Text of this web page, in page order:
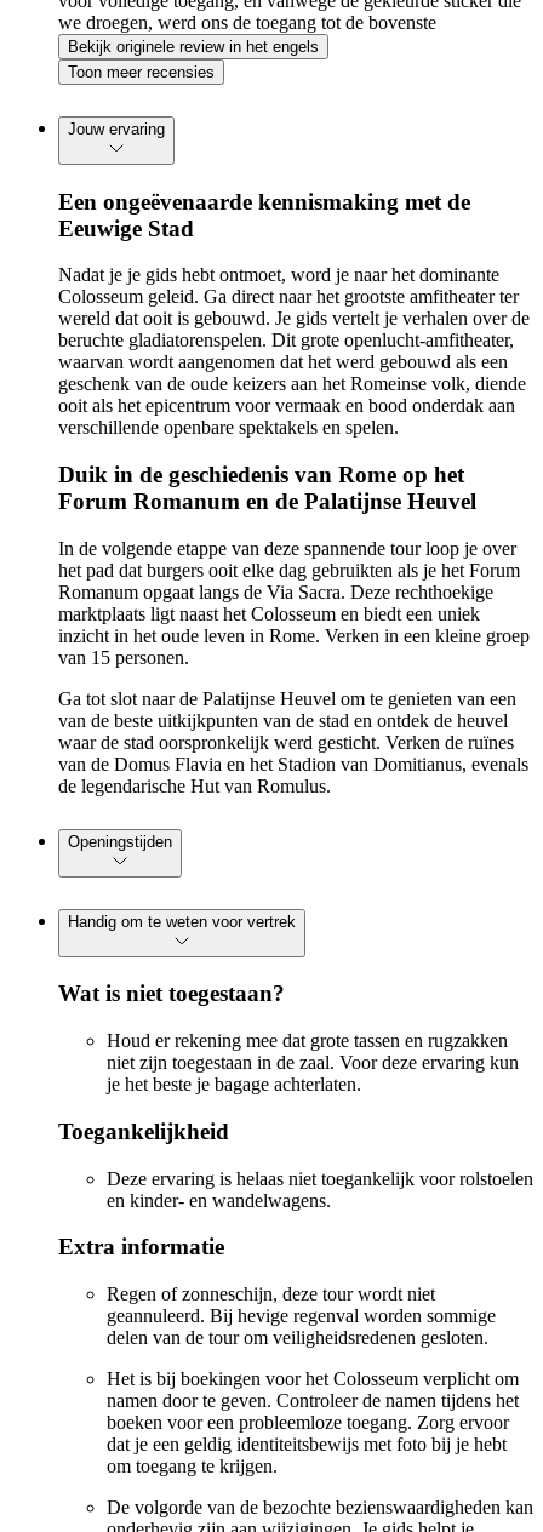
we droegen, werd ons de toegang tot de bovenste
verdiepingen geweigerd.
Bekijk originele review in het engels
Toon meer recensies
Jouw ervaring
Een ongeëvenaarde kennismaking met de
Eeuwige Stad
Nadat je je gids hebt ontmoet, word je naar het dominante
Colosseum geleid. Ga direct naar het grootste amfitheater ter
wereld dat ooit is gebouwd. Je gids vertelt je verhalen over de
beruchte gladiatorenspelen. Dit grote openlucht-amfitheater,
waarvan wordt aangenomen dat het werd gebouwd als een
geschenk van de oude keizers aan het Romeinse volk, diende
ooit als het epicentrum voor vermaak en bood onderdak aan
verschillende openbare spektakels en spelen.
Duik in de geschiedenis van Rome op het
Forum Romanum en de Palatijnse Heuvel
In de volgende etappe van deze spannende tour loop je over
het pad dat burgers ooit elke dag gebruikten als je het Forum
Romanum opgaat langs de Via Sacra. Deze rechthoekige
marktplaats ligt naast het Colosseum en biedt een uniek
inzicht in het oude leven in Rome. Verken in een kleine groep
van 15 personen.
Ga tot slot naar de Palatijnse Heuvel om te genieten van een
van de beste uitkijkpunten van de stad en ontdek de heuvel
waar de stad oorspronkelijk werd gesticht. Verken de ruïnes
van de Domus Flavia en het Stadion van Domitianus, evenals
de legendarische Hut van Romulus.
Openingstijden
Handig om te weten voor vertrek
Wat is niet toegestaan?
Houd er rekening mee dat grote tassen en rugzakken
niet zijn toegestaan in de zaal. Voor deze ervaring kun
je het beste je bagage achterlaten.
Toegankelijkheid
Deze ervaring is helaas niet toegankelijk voor rolstoelen
en kinder- en wandelwagens.
Extra informatie
Regen of zonneschijn, deze tour wordt niet
geannuleerd. Bij hevige regenval worden sommige
delen van de tour om veiligheidsredenen gesloten.
Het is bij boekingen voor het Colosseum verplicht om
namen door te geven. Controleer de namen tijdens het
boeken voor een probleemloze toegang. Zorg ervoor
dat je een geldig identiteitsbewijs met foto bij je hebt
om toegang te krijgen.
De volgorde van de bezochte bezienswaardigheden kan